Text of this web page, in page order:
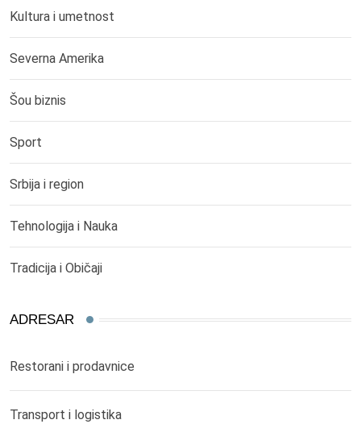
Kultura i umetnost
Severna Amerika
Šou biznis
Sport
Srbija i region
Tehnologija i Nauka
Tradicija i Običaji
ADRESAR
Restorani i prodavnice
Transport i logistika